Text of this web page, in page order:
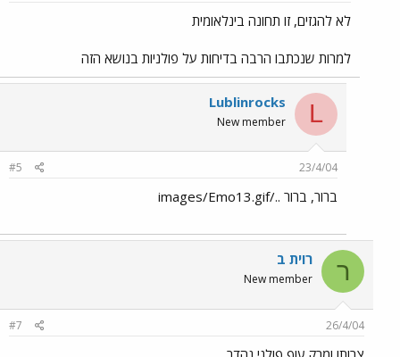
לא להגזים, זו תחונה בינלאומית
למרות שנכתבו הרבה בדיחות על פולניות בנושא הזה
L
Lublinrocks
New member
23/4/04
#5
ברור, ברור ../images/Emo13.gif
ר רוית ב
New member
26/4/04
#7